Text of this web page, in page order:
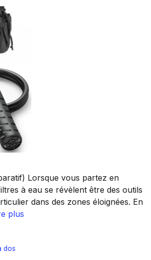
Lorsque vous partez en
à eau se révèlent être des outils
dans des zones éloignées. En
plus
dos